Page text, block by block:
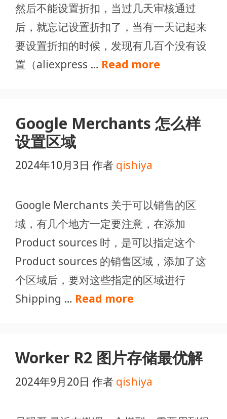
然后不能设置折扣，当过几天审核通过
后，就忘记设置折扣了，当有一天记起来
要设置折扣的时候，发现有几百个没有设
置（aliexpress … Read more
Google Merchants 怎么样
设置区域
2024年10月3日 作者 qishiya
Google Merchants 关于可以销售的区
域，有几个地方一定要注意，在添加
Product sources 时，是可以指定这个
Product sources 的销售区域，添加了这
个区域后，要对这些指定的区域进行
Shipping … Read more
Worker R2 图片存储最优解
2024年9月20日 作者 qishiya